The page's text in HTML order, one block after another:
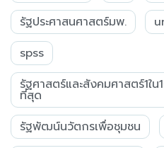
รัฐประศาสนศาสตร์มพ.
spss
รัฐศาสตร์และสังคมศาสตร์1ใ
ที่สุด
รัฐพัฒน์นวัตกรเพื่อชุมชน